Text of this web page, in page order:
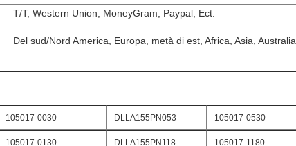
T/T, Western Union, MoneyGram, Paypal, Ect.
Del sud/Nord America, Europa, metà di est, Africa, Asia, Australia
105017-0030 DLLA155PN053 105017-0530
105017-0130 DLLA155PN118 105017-1180